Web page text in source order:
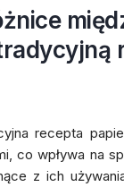
recepta
co wpływa na
z ich